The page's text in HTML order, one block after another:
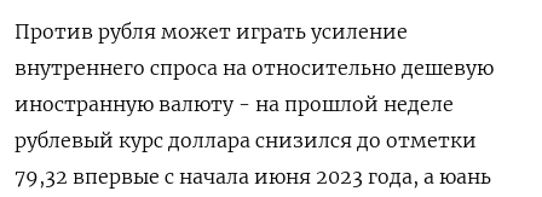
Против рубля может играть усиление
внутреннего спроса на относительно дешевую
иностранную валюту - на прошлой неделе
рублевый курс доллара снизился до отметки
79,32 впервые с начала июня 2023 года, а юань